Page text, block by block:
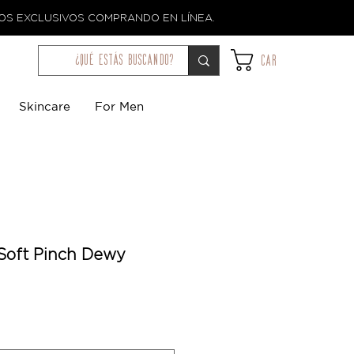
EXCLUSIVOS COMPRANDO EN LÍNEA.
¿qué estás buscando? Car
Skincare For Men
Pinch Dewy